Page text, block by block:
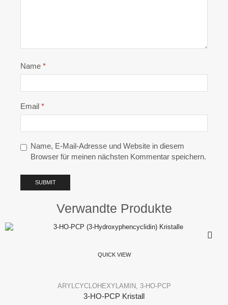
Name *
Email *
Name, E-Mail-Adresse und Website in diesem
Browser für meinen nächsten Kommentar speichern.
Verwandte Produkte
QUICK VIEW
ARYLCYCLOHEXYLAMIN, 3-HO-PCP
3-HO-PCP Kristall